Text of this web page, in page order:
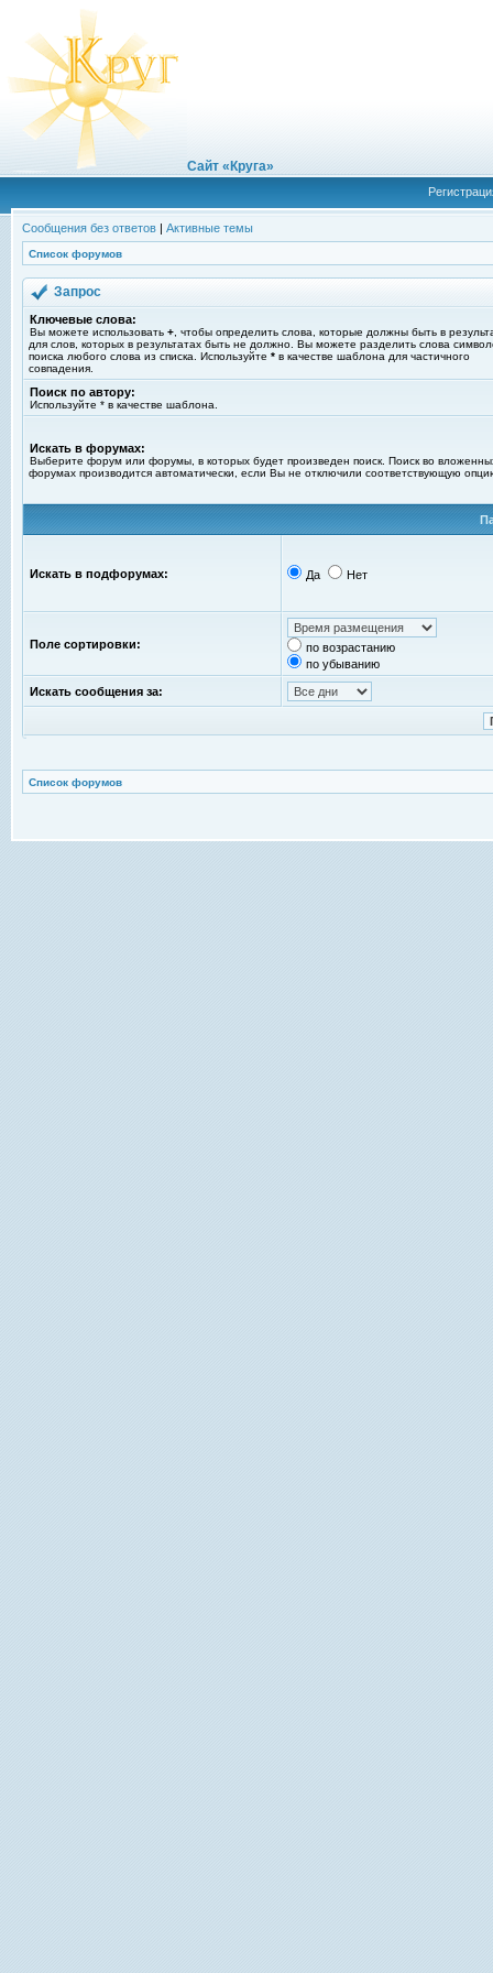
Сайт «Круга»
Сообщения без ответов | Активные темы
Список форумов
Запрос
Ключевые слова:
Вы можете использовать + , чтобы определить слова, которые должны быть в
для слов, которых в результатах быть не должно. Вы можете разделить слова
поиска любого слова из списка. Используйте * в качестве шаблона для частичного
совпадения.
Поиск по автору:
Используйте * в качестве шаблона.
Искать в форумах:
Выберите форум или форумы, в которых будет произведен поиск. Поиск во
форумах производится автоматически, если Вы не отключили соответствующую
Искать в подфорумах: Да Нет
Поле сортировки:
по возрастанию
по убыванию
Искать сообщения за:
Список форумов